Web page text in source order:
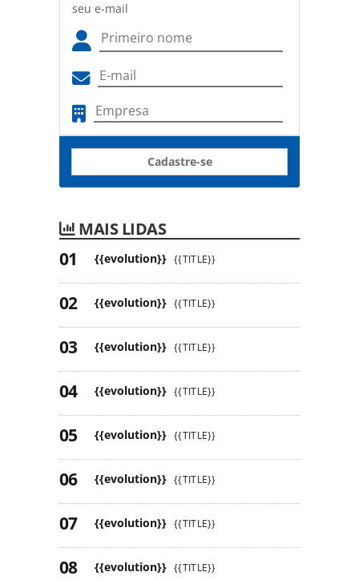
seu e-mail
Cadastre-se
MAIS LIDAS
{{evolution}} {{TITLE}}
{{evolution}} {{TITLE}}
{{evolution}} {{TITLE}}
{{evolution}} {{TITLE}}
{{evolution}} {{TITLE}}
{{evolution}} {{TITLE}}
{{evolution}} {{TITLE}}
{{evolution}} {{TITLE}}